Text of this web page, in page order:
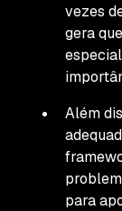
vezes
gera
Além
para